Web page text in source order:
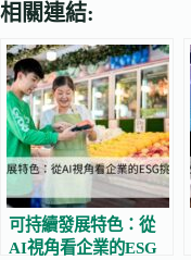
相關連結:
可持續發展特色：從
AI視角看企業的ESG